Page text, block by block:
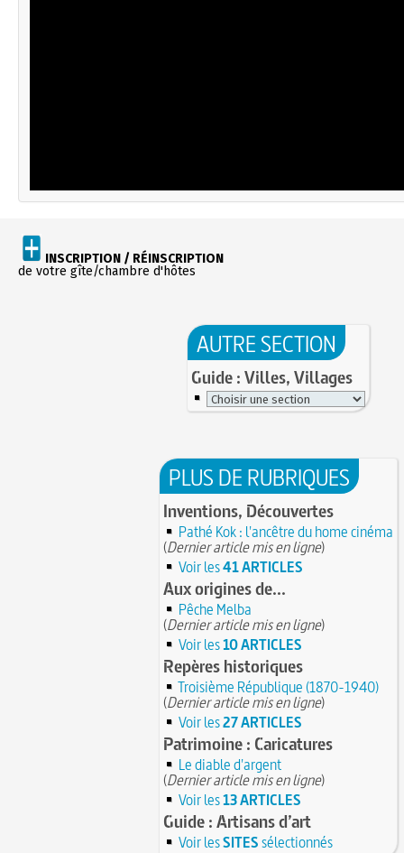
INSCRIPTION / RÉINSCRIPTION
de votre gîte/chambre d'hôtes
AUTRE SECTION
Guide : Villes, Villages
PLUS DE RUBRIQUES
Inventions, Découvertes
Pathé Kok : l'ancêtre du home cinéma
(Dernier article mis en ligne)
Voir les41 ARTICLES
Aux origines de...
Pêche Melba
(Dernier article mis en ligne)
Voir les10 ARTICLES
Repères historiques
Troisième République (1870-1940)
(Dernier article mis en ligne)
Voir les27 ARTICLES
Patrimoine : Caricatures
Le diable d'argent
(Dernier article mis en ligne)
Voir les13 ARTICLES
Guide : Artisans d’art
Voir lesSITESsélectionnés